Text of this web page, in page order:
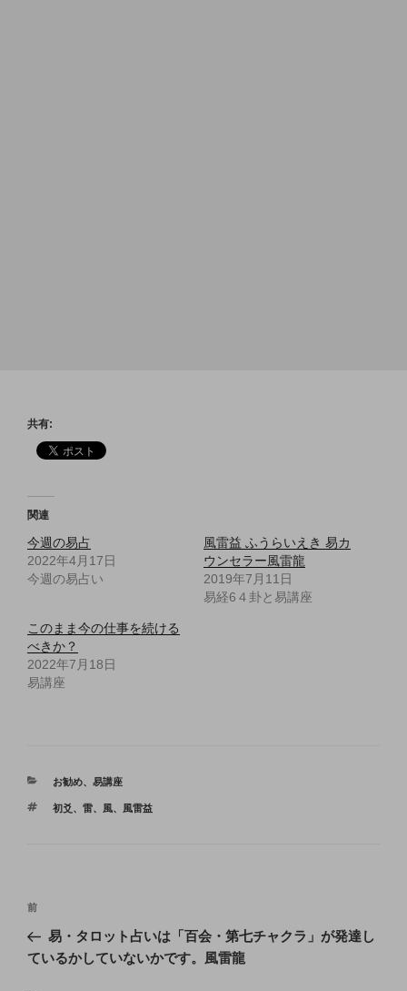
共有:
関連
今週の易占
2022年4月17日
今週の易占い
風雷益 ふうらいえき 易カ
ウンセラー風雷龍
2019年7月11日
易経6４卦と易講座
このまま今の仕事を続ける
べきか？
2022年7月18日
易講座
カ
ゴ
お勧め、 易講座
タ
初爻、 雷、 風、 風雷益
ナ
前
の
投
前
易・タロット占いは「百会・第七チャクラ」が発達し
ているかしていないかです。風雷龍